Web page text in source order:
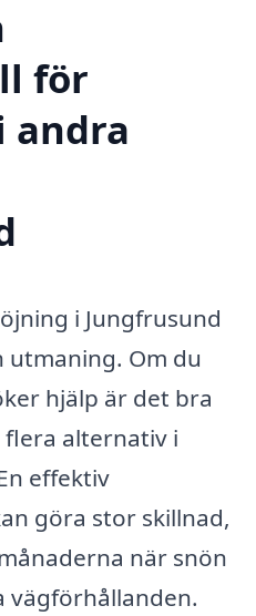
för
andra
i Jungfrusund
utmaning. Om du
hjälp är det bra
alternativ i
effektiv
göra stor skillnad,
när snön
vägförhållanden.